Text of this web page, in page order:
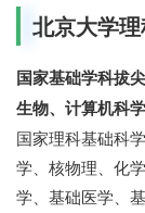
北京大学
国家基础学科拔
生物、计算机科
国家理科基础科
学、核物理、化
学、基础医学、基